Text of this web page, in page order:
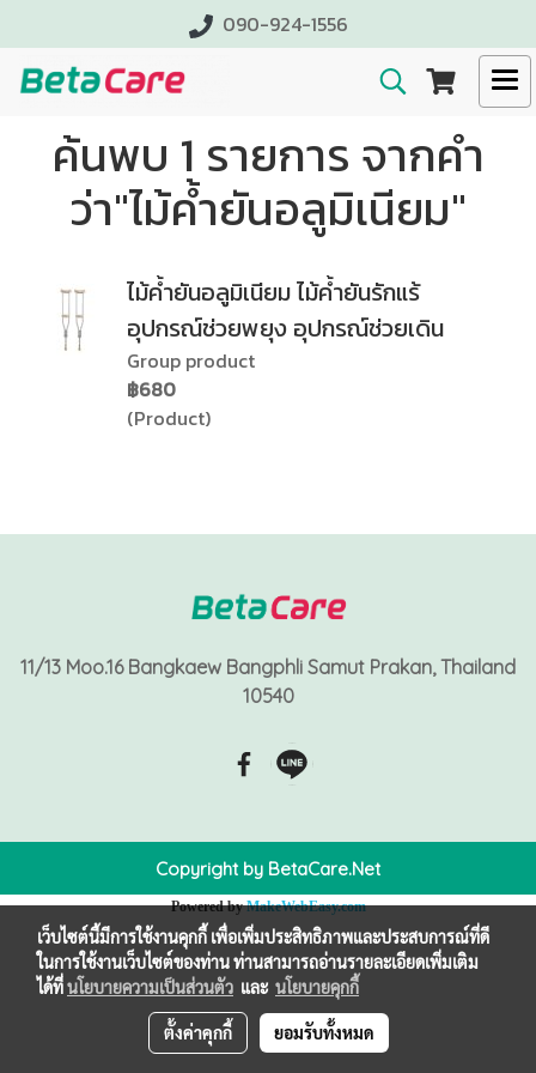
090-924-1556
ค้นพบ 1 รายการ จากคำ
ว่า"ไม้ค้ำยันอลูมิเนียม"
ไม้ค้ำยันอลูมิเนียม ไม้ค้ำยันรักแร้
อุปกรณ์ช่วยพยุง อุปกรณ์ช่วยเดิน
Group product
฿680
(Product)
11/13 Moo.16 Bangkaew Bangphli Samut Prakan, Thailand
10540
Copyright by BetaCare.Net
Powered byMakeWebEasy.com
เว็บไซต์นี้มีการใช้งานคุกกี้ เพื่อเพิ่มประสิทธิภาพและประสบการณ์ที่ดี
ในการใช้งานเว็บไซต์ของท่าน ท่านสามารถอ่านรายละเอียดเพิ่มเติม
ได้ที่นโยบายความเป็นส่วนตัว และ นโยบายคุกกี้
ตั้งค่าคุกกี้ ยอมรับทั้งหมด